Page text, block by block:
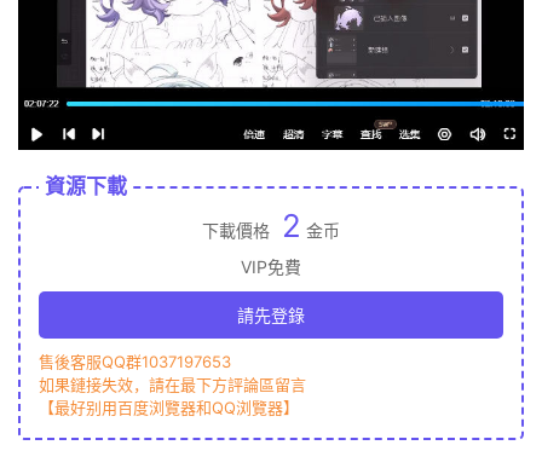
資源下載
下載價格 2 金币
VIP免費
請先登錄
售後客服QQ群1037197653
如果鏈接失效，請在最下方評論區留言
【最好别用百度浏覽器和QQ浏覽器】